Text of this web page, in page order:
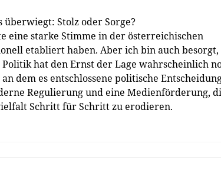
überwiegt: Stolz oder Sorge?
eine starke Stimme in der österreichischen
etabliert haben. Aber ich bin auch besorgt,
hat den Ernst der Lage wahrscheinlich
dem es entschlossene politische
Regulierung und eine Medienförderung,
Schritt für Schritt zu ­erodieren.